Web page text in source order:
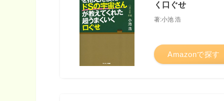
く口ぐせ
著:小池 浩
Amazonで探す